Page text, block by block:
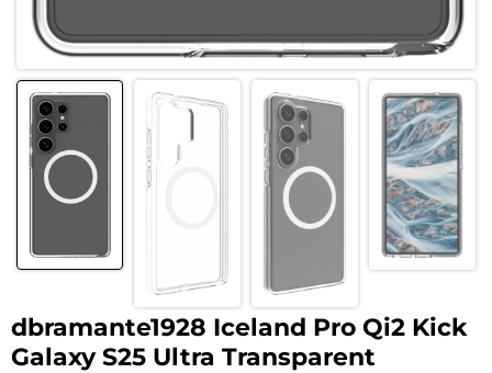
dbramante1928 Iceland Pro Qi2 Kick
Galaxy S25 Ultra Transparent